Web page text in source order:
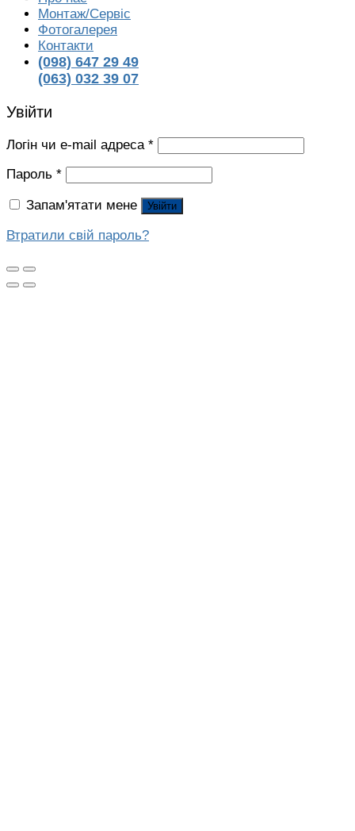
Монтаж/Сервіс
Фотогалерея
Контакти
(098) 647 29 49
(063) 032 39 07
Увійти
Логін чи e-mail адреса *
Пароль *
Запам'ятати мене Увійти
Втратили свій пароль?